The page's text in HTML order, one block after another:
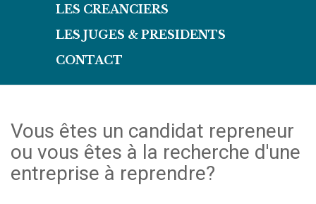
LES CREANCIERS
LES JUGES & PRESIDENTS
CONTACT
Vous êtes un candidat repreneur
ou vous êtes à la recherche d'une
entreprise à reprendre?